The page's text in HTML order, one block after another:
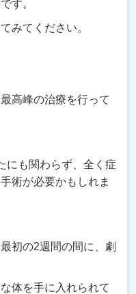
す。
みてください。
高峰の治療を行って
にも関わらず、全く症
術が必要かもしれま
初の2週間の間に、劇
体を手に入れられて